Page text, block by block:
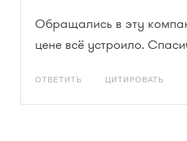
Обращались в эту
цене всё устроило.
ОТВЕТИТЬ ЦИТИРОВАТЬ